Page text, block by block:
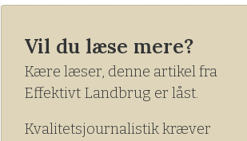
hollandske »Bijlsma Hercules«
han aftale med WekoAgro om at
Vil du læse mere?
Kære læser, denne artikel fra
Effektivt Landbrug er låst.
Kvalitetsjournalistik kræver